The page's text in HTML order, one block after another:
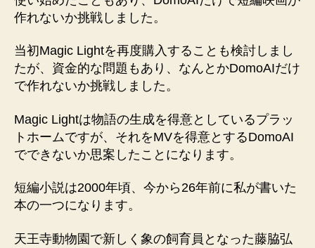
作れないか挑戦しました。
当初Magic Lightを再度購入することも検討しまし
たが、資金的な問題もあり、なんとかDomoAIだけ
で作れないか挑戦しました。
Magic Lightは物語の生成を得意としているプラッ
トホームですが、それをMVを得意とするDomoAI
でできないか思案したことになります。
短編小説は2000年頃、今から26年前に私が書いた
本の一つになります。
天王寺動物園で新しく象の飼育員となった藤脇弘